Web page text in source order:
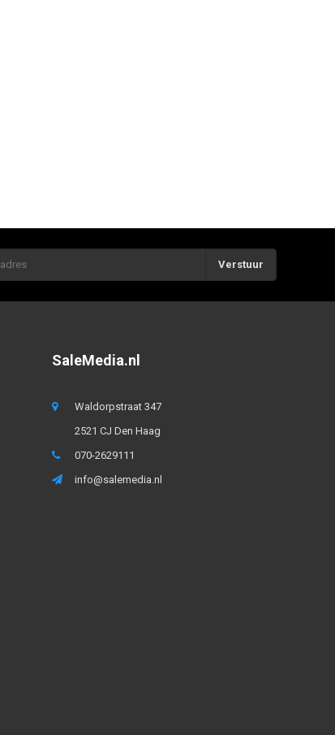
Verstuur
SaleMedia.nl
Waldorpstraat 347
2521 CJ Den Haag
070-2629111
info@salemedia.nl